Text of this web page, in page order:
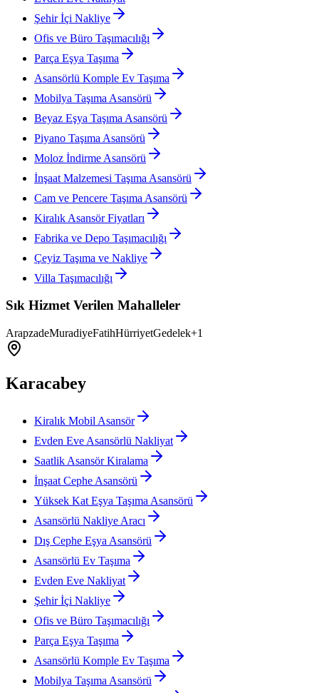
Şehir İçi Nakliye
Ofis ve Büro Taşımacılığı
Parça Eşya Taşıma
Asansörlü Komple Ev Taşıma
Mobilya Taşıma Asansörü
Beyaz Eşya Taşıma Asansörü
Piyano Taşıma Asansörü
Moloz İndirme Asansörü
İnşaat Malzemesi Taşıma Asansörü
Cam ve Pencere Taşıma Asansörü
Kiralık Asansör Fiyatları
Fabrika ve Depo Taşımacılığı
Çeyiz Taşıma ve Nakliye
Villa Taşımacılığı
Sık Hizmet Verilen Mahalleler
ArapzadeMuradiyeFatihHürriyetGedelek+1
Karacabey
Kiralık Mobil Asansör
Evden Eve Asansörlü Nakliyat
Saatlik Asansör Kiralama
İnşaat Cephe Asansörü
Yüksek Kat Eşya Taşıma Asansörü
Asansörlü Nakliye Aracı
Dış Cephe Eşya Asansörü
Asansörlü Ev Taşıma
Evden Eve Nakliyat
Şehir İçi Nakliye
Ofis ve Büro Taşımacılığı
Parça Eşya Taşıma
Asansörlü Komple Ev Taşıma
Mobilya Taşıma Asansörü